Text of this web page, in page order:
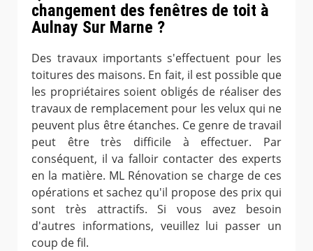
changement des fenêtres de toit à
Aulnay Sur Marne ?
Des travaux importants s'effectuent pour les
toitures des maisons. En fait, il est possible que
les propriétaires soient obligés de réaliser des
travaux de remplacement pour les velux qui ne
peuvent plus être étanches. Ce genre de travail
peut être très difficile à effectuer. Par
conséquent, il va falloir contacter des experts
en la matière. ML Rénovation se charge de ces
opérations et sachez qu'il propose des prix qui
sont très attractifs. Si vous avez besoin
d'autres informations, veuillez lui passer un
coup de fil.